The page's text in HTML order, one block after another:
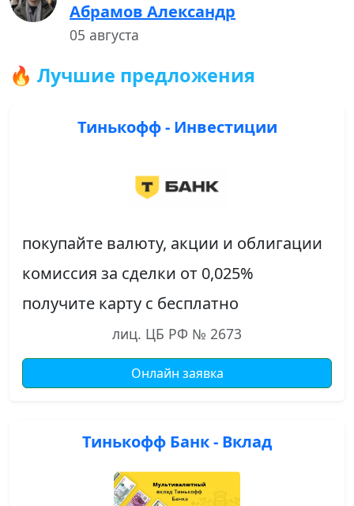
Абрамов Александр
05 августа
🔥 Лучшие предложения
Тинькофф - Инвестиции
покупайте валюту, акции и облигации
комиссия за сделки от 0,025%
получите карту с бесплатно
лиц. ЦБ РФ № 2673
Онлайн заявка
Тинькофф Банк - Вклад